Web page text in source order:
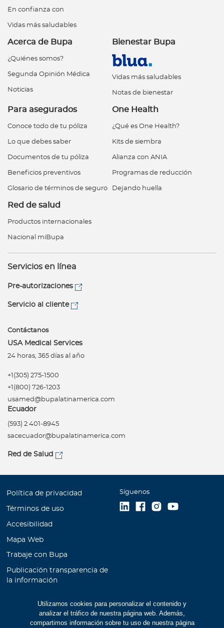
Utilizamos cookies para personalizar el contenido y
analizar el tráfico de nuestra página web. Además,
compartimos información sobre tu uso de nuestra página
En confianza con
Vidas más saludables
Acerca de Bupa
¿Quiénes somos?
Segunda Opinión Médica
Noticias
Bienestar Bupa
Vidas más saludables
Notas de bienestar
Para asegurados
Conoce todo de tu póliza
Lo que debes saber
Documentos de tu póliza
Beneficios preventivos
Glosario de términos de seguro
One Health
¿Qué es One Health?
Kits de siembra
Alianza con ANIA
Programas de reducción
Dejando huella
Red de salud
Productos internacionales
Nacional miBupa
Servicios en línea
Pre-autorizaciones
Servicio al cliente
Contáctanos
USA Medical Services
24 horas, 365 días al año
+1(305) 275-1500
+1(800) 726-1203
usamed@bupalatinamerica.com
Ecuador
(593) 2 401-8945
sacecuador@bupalatinamerica.com
Red de Salud
Política de privacidad
Términos de uso
Accesibilidad
Mapa Web
Trabaje con Bupa
Publicación transparencia de
la información
Educación Financiera
Síguenos